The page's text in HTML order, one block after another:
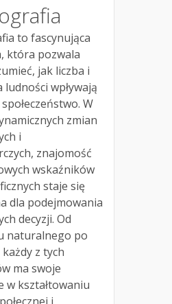
to fascynująca
która pozwala
jak liczba i
wpływają
W
zmian
i
znajomość
wskaźników
staje się
dla podejmowania
decyzji. Od
naturalnego po
z tych
ma swoje
w kształtowaniu